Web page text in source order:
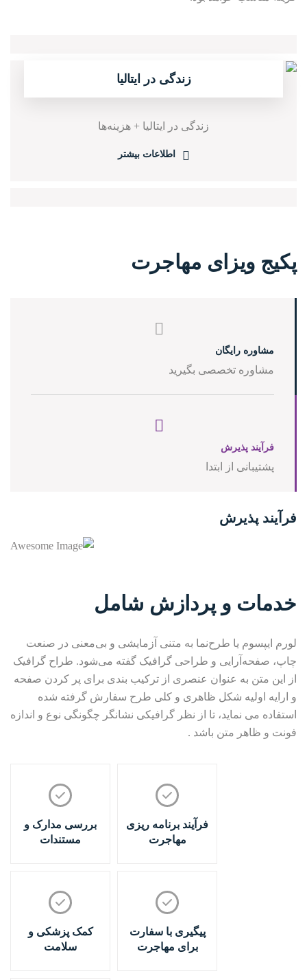
زندگی در ایتالیا
زندگی در ایتالیا + هزینه‌ها
اطلاعات بیشتر
پکیج ویزای مهاجرت
مشاوره رایگان
مشاوره تخصصی بگیرید
فرآیند پذیرش
پشتیبانی از ابتدا
فرآیند پذیرش
خدمات و پردازش شامل
لورم ایپسوم یا طرح‌نما به متنی آزمایشی و بی‌معنی در صنعت
چاپ، صفحه‌آرایی و طراحی گرافیک گفته می‌شود. طراح گرافیک
از این متن به عنوان عنصری از ترکیب بندی برای پر کردن صفحه
و ارایه اولیه شکل ظاهری و کلی طرح سفارش گرفته شده
استفاده می نماید، تا از نظر گرافیکی نشانگر چگونگی نوع و اندازه
فونت و ظاهر متن باشد .
بررسی مدارک و
مستندات
فرآیند برنامه ریزی
مهاجرت
کمک پزشکی و
سلامت
پیگیری با سفارت
برای مهاجرت